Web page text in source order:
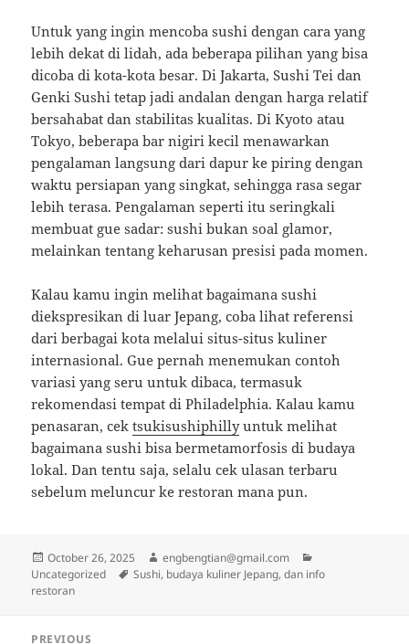
Untuk yang ingin mencoba sushi dengan cara yang
lebih dekat di lidah, ada beberapa pilihan yang bisa
dicoba di kota-kota besar. Di Jakarta, Sushi Tei dan
Genki Sushi tetap jadi andalan dengan harga relatif
bersahabat dan stabilitas kualitas. Di Kyoto atau
Tokyo, beberapa bar nigiri kecil menawarkan
pengalaman langsung dari dapur ke piring dengan
waktu persiapan yang singkat, sehingga rasa segar
lebih terasa. Pengalaman seperti itu seringkali
membuat gue sadar: sushi bukan soal glamor,
melainkan tentang keharusan presisi pada momen.
Kalau kamu ingin melihat bagaimana sushi
diekspresikan di luar Jepang, coba lihat referensi
dari berbagai kota melalui situs-situs kuliner
internasional. Gue pernah menemukan contoh
variasi yang seru untuk dibaca, termasuk
rekomendasi tempat di Philadelphia. Kalau kamu
penasaran, cektsukisushiphillyuntuk melihat
bagaimana sushi bisa bermetamorfosis di budaya
lokal. Dan tentu saja, selalu cek ulasan terbaru
sebelum meluncur ke restoran mana pun.
Posted
on
October 26, 2025 Author
engbengtian@gmail.com
Uncategorized
Tags
Sushi, budaya kuliner Jepang, dan info
restoran
PREVIOUS